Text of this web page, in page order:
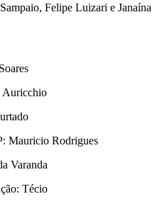
Felipe Luizari e Janaína
Auricchio
Mauricio Rodrigues
Varanda
Técio